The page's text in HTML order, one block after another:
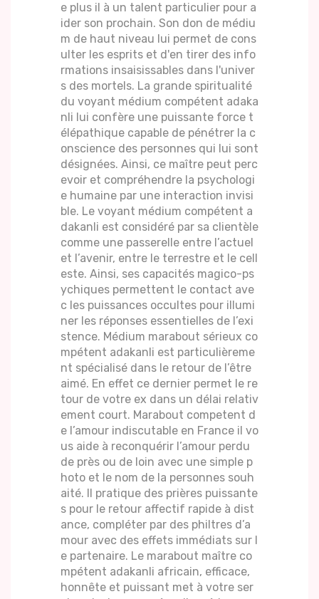
e plus il à un talent particulier pour a
ider son prochain. Son don de médiu
m de haut niveau lui permet de cons
ulter les esprits et d'en tirer des info
rmations insaisissables dans l'univer
s des mortels. La grande spiritualité
du voyant médium compétent adaka
nli lui confère une puissante force t
élépathique capable de pénétrer la c
onscience des personnes qui lui sont
désignées. Ainsi, ce maître peut perc
evoir et compréhendre la psychologi
e humaine par une interaction invisi
ble. Le voyant médium compétent a
dakanli est considéré par sa clientèle
comme une passerelle entre l’actuel
et l’avenir, entre le terrestre et le cell
este. Ainsi, ses capacités magico-ps
ychiques permettent le contact ave
c les puissances occultes pour illumi
ner les réponses essentielles de l’exi
stence. Médium marabout sérieux co
mpétent adakanli est particulièreme
nt spécialisé dans le retour de l’être
aimé. En effet ce dernier permet le re
tour de votre ex dans un délai relativ
ement court. Marabout competent d
e l’amour indiscutable en France il vo
us aide à reconquérir l’amour perdu
de près ou de loin avec une simple p
hoto et le nom de la personnes souh
aité. Il pratique des prières puissante
s pour le retour affectif rapide à dist
ance, compléter par des philtres d’a
mour avec des effets immédiats sur l
e partenaire. Le marabout maître co
mpétent adakanli africain, efficace,
honnête et puissant met à votre ser